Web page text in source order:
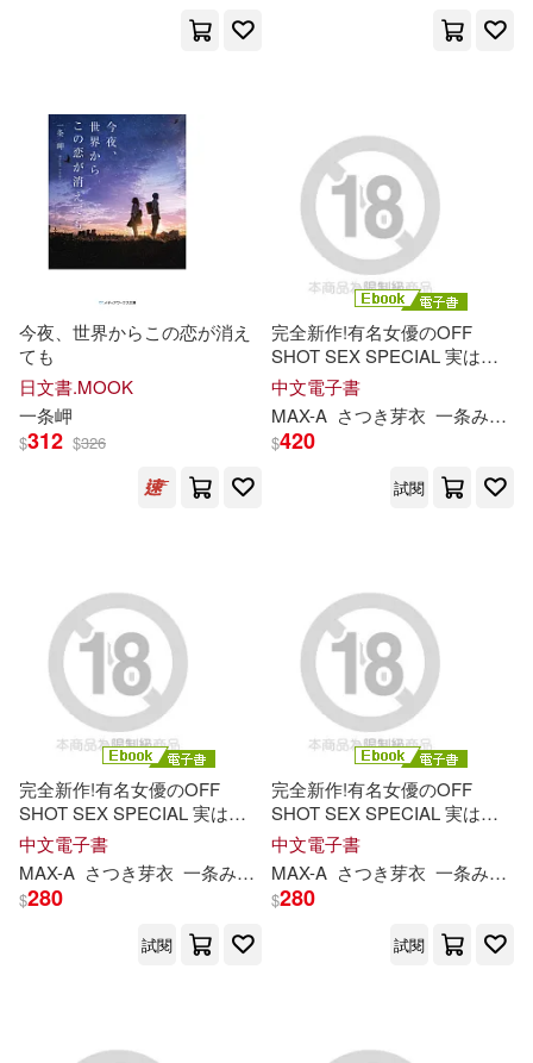
今夜、世界からこの恋が消え
ても
日文書.MOOK
一条岬
$312 $326
完全新作!有名女優のOFF
SHOT SEX SPECIAL 実はこ
んなプライベートSEXしてま
した。 完全版 (電子書)
中文電子書
MAX-A さつき芽衣 一条みお
$420
試閱
完全新作!有名女優のOFF
SHOT SEX SPECIAL 実はこ
んなプライベートSEXしてま
した。 Scene.3 (電子書)
中文電子書
MAX-A さつき芽衣 一条みお 三田サクラ 佐藤ののか 冬愛こ
$280
試閱
完全新作!有名女優のOFF
SHOT SEX SPECIAL 実はこ
んなプライベートSEXしてま
した。 Scene.2 (電子書)
中文電子書
MAX-A さつき芽衣 一条みお
$280
試閱